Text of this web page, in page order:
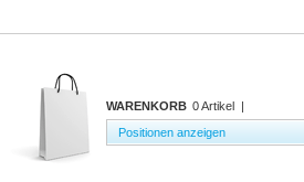
WARENKORB 0 Artikel |
Positionen anzeigen